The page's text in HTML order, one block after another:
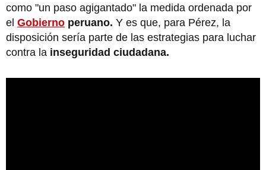
como "un paso agigantado" la medida ordenada por
el Gobierno peruano. Y es que, para Pérez, la
disposición sería parte de las estrategias para luchar
contra la inseguridad ciudadana.